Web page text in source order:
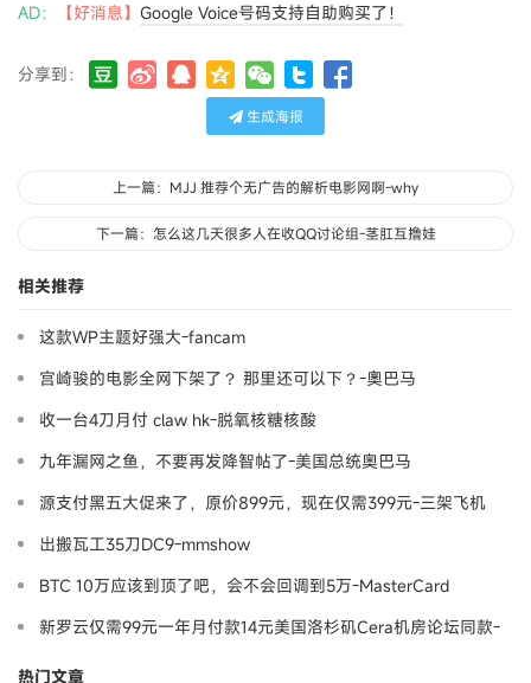
AD： 【好消息】 Google Voice号码支持自助购买了！
分享到：
生成海报
上一篇：MJJ 推荐个无广告的解析电影网啊-why
下一篇：怎么这几天很多人在收QQ讨论组-茎肛互撸娃
相关推荐
这款WP主题好强大-fancam
宫崎骏的电影全网下架了？ 那里还可以下？-奧巴马
收一台4刀月付 claw hk-脱氧核糖核酸
九年漏网之鱼，不要再发降智帖了-美国总统奥巴马
源支付黑五大促来了，原价899元，现在仅需399元-三架飞机
出搬瓦工35刀DC9-mmshow
BTC 10万应该到顶了吧，会不会回调到5万-MasterCard
新罗云仅需99元一年月付款14元美国洛杉矶Cera机房论坛同款-
热门文章